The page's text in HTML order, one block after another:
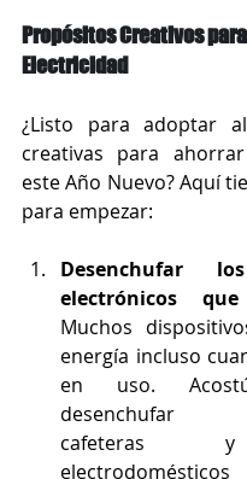
Propósitos Creativos
Electricidad
¿Listo para adoptar
creativas para
este Año Nuevo? Aquí
para empezar:
Desenchufar
electrónicos
Muchos
energía incluso
en uso.
desenchufar
cafeteras